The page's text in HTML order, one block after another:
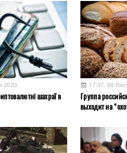
2023
шахраї в
17:37, 08
Группа
выходит на